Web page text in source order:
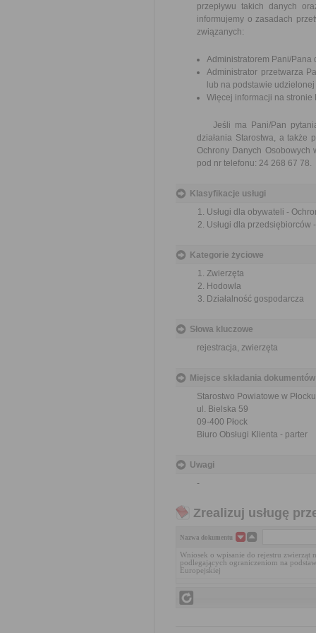
przepływu takich danych
informujemy o zasadach
związanych:
Administratorem Pani/Pana
Administrator przetwarza
lub na podstawie udzielonej
Więcej informacji na stronie
Jeśli ma Pani/Pan pytania
działania Starostwa, a także
Ochrony Danych Osobowych
pod nr telefonu: 24 268 67 78.
Klasyfikacje usługi
Usługi dla obywateli -
Usługi dla przedsiębiorców
Kategorie życiowe
Zwierzęta
Hodowla
Działalność gospodarcza
Słowa kluczowe
rejestracja, zwierzęta
Miejsce składania dokumentów
Starostwo Powiatowe w Płocku
ul. Bielska 59
09-400 Płock
Biuro Obsługi Klienta - parter
Uwagi
-
Zrealizuj usługę
Nazwa dokumentu
Wniosek o wpisanie do rejestru zwierząt
podlegających ograniczeniom na
Europejskiej